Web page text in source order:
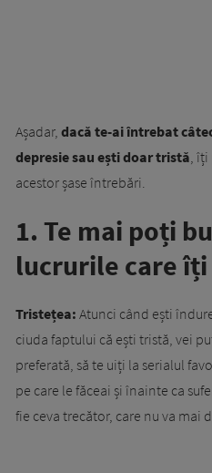
Așadar, dacă te-ai întrebat
depresie sau ești doar tristă, îți
acestor șase întrebări.
1. Te mai poți
lucrurile care îți
Tristețea: Atunci când ești
ciuda faptului că ești tristă, vei
preferată, să te uiți la serialul
pe care le făceai și înainte ca
fie ceva trecător, care nu va mai